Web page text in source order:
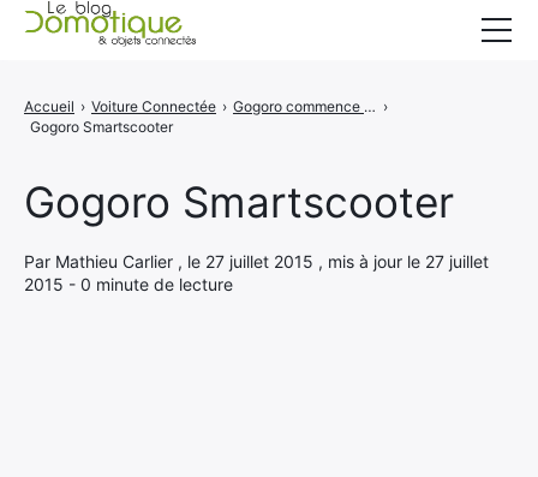
Gogoro Smartscooter
Par Mathieu Carlier , le 27 juillet 2015 , mis à jour le 27 juillet
2015 - 0 minute de lecture
Accueil › Voiture Connectée › Gogoro commence à expédier son Smartscooter à Taiwan ›
Gogoro Smartscooter
Catégories
A propos